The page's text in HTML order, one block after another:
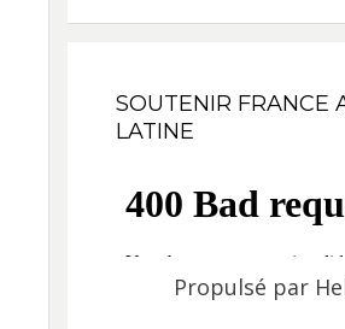
SOUTENIR FRANCE
LATINE
Propulsé par